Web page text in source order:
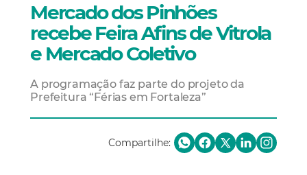
Mercado dos Pinhões
recebe Feira Afins de Vitrola
e Mercado Coletivo
A programação faz parte do projeto da
Prefeitura “Férias em Fortaleza”
Compartilhe: